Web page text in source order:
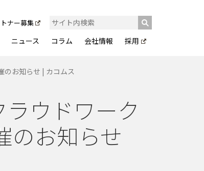
ニュース コラム 会社情報 採用
ナー募集
のお知らせ | カコムス
ラウドワーク
のお知らせ